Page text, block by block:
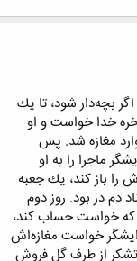
بچه‌دار شود، تا یك
خدا خواست و او
مغازه شد. پس
ماجرا را به او
را باز كند، یك جعبه
دم در بود. روز دوم
كه خواست حساب كند،
خواست مغازه‌اش
تشكر از طرف گل فروش